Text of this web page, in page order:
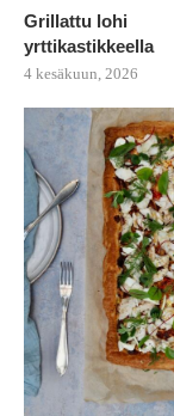
Grillattu lohi
yrttikastikkeella
4 kesäkuun, 2026